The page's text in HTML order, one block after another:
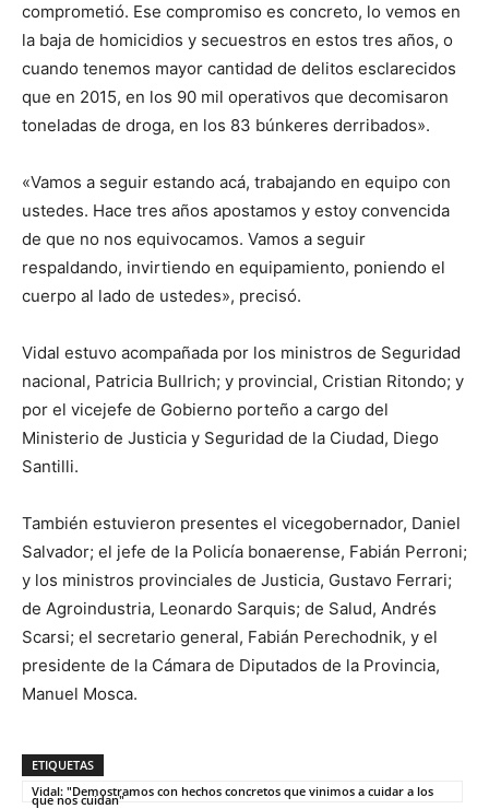
comprometió. Ese compromiso es concreto, lo vemos en
la baja de homicidios y secuestros en estos tres años, o
cuando tenemos mayor cantidad de delitos esclarecidos
que en 2015, en los 90 mil operativos que decomisaron
toneladas de droga, en los 83 búnkeres derribados».
«Vamos a seguir estando acá, trabajando en equipo con
ustedes. Hace tres años apostamos y estoy convencida
de que no nos equivocamos. Vamos a seguir
respaldando, invirtiendo en equipamiento, poniendo el
cuerpo al lado de ustedes», precisó.
Vidal estuvo acompañada por los ministros de Seguridad
nacional, Patricia Bullrich; y provincial, Cristian Ritondo; y
por el vicejefe de Gobierno porteño a cargo del
Ministerio de Justicia y Seguridad de la Ciudad, Diego
Santilli.
También estuvieron presentes el vicegobernador, Daniel
Salvador; el jefe de la Policía bonaerense, Fabián Perroni;
y los ministros provinciales de Justicia, Gustavo Ferrari;
de Agroindustria, Leonardo Sarquis; de Salud, Andrés
Scarsi; el secretario general, Fabián Perechodnik, y el
presidente de la Cámara de Diputados de la Provincia,
Manuel Mosca.
ETIQUETAS
Vidal: "Demostramos con hechos concretos que vinimos a cuidar a los
que nos cuidan"